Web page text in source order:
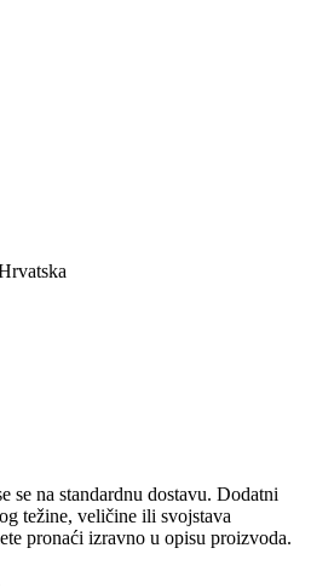
se na standardnu ​​dostavu. Dodatni
težine, veličine ili svojstava
pronaći izravno u opisu proizvoda.